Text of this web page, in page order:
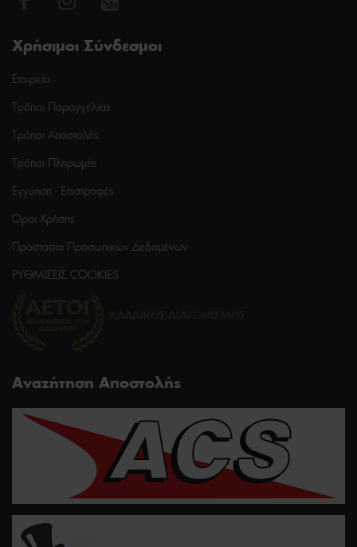
Χρήσιμοι Σύνδεσμοι
Εταιρεία
Τρόποι Παραγγελίας
Τρόποι Αποστολής
Τρόποι Πληρωμής
Εγγύηση - Επιστροφές
Όροι Χρήσης
Προστασία Προσωπικών Δεδομένων
ΡΥΘΜΙΣΕΙΣ COOKIES
Αναζήτηση Αποστολής